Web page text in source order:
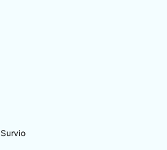
Survio